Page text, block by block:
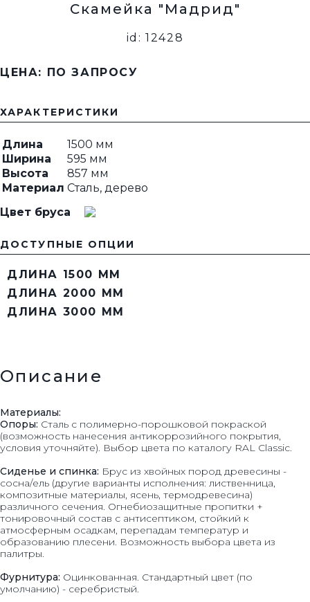
Скамейка "Мадрид"
id: 12428
ЦЕНА: ПО ЗАПРОСУ
ХАРАКТЕРИСТИКИ
Длина
1500 мм
Ширина
595 мм
Высота
857 мм
Материал Сталь, дерево
Цвет бруса
ДОСТУПНЫЕ ОПЦИИ
ДЛИНА 1500 ММ
ДЛИНА 2000 ММ
ДЛИНА 3000 ММ
Описание
Материалы:
Опоры: Сталь с полимерно-порошковой покраской
(возможность нанесения антикоррозийного покрытия,
условия уточняйте). Выбор цвета по каталогу RAL Classic.
Сиденье и спинка: Брус из хвойных пород древесины -
сосна/ель (другие варианты исполнения: лиственница,
композитные материалы, ясень, термодревесина)
различного сечения. Огнебиозащитные пропитки +
тонировочный состав с антисептиком, стойкий к
атмосферным осадкам, перепадам температур и
образованию плесени. Возможность выбора цвета из
палитры.
Фурнитура: Оцинкованная. Стандартный цвет (по
умолчанию) - серебристый.